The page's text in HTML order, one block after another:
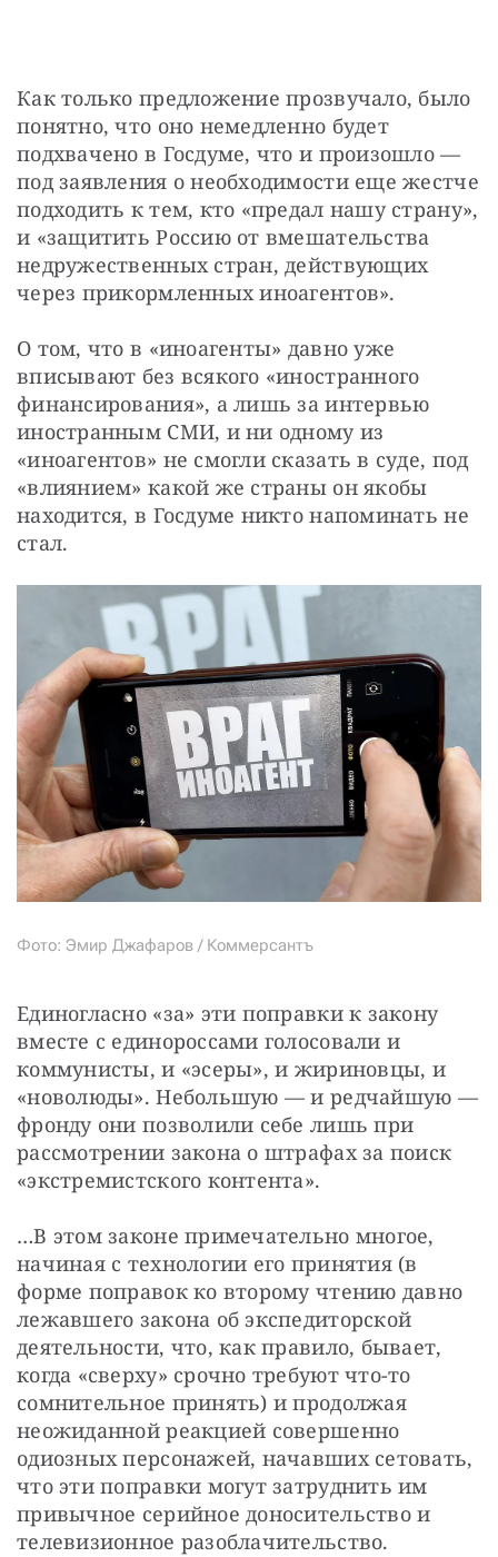
Как только предложение прозвучало, было
понятно, что оно немедленно будет
подхвачено в Госдуме, что и произошло —
под заявления о необходимости еще жестче
подходить к тем, кто «предал нашу страну»,
и «защитить Россию от вмешательства
недружественных стран, действующих
через прикормленных иноагентов».
О том, что в «иноагенты» давно уже
вписывают без всякого «иностранного
финансирования», а лишь за интервью
иностранным СМИ, и ни одному из
«иноагентов» не смогли сказать в суде, под
«влиянием» какой же страны он якобы
находится, в Госдуме никто напоминать не
стал.
Фото: Эмир Джафаров / Коммерсантъ
Единогласно «за» эти поправки к закону
вместе с единороссами голосовали и
коммунисты, и «эсеры», и жириновцы, и
«новолюды». Небольшую — и редчайшую —
фронду они позволили себе лишь при
рассмотрении закона о штрафах за поиск
«экстремистского контента».
…В этом законе примечательно многое,
начиная с технологии его принятия (в
форме поправок ко второму чтению давно
лежавшего закона об экспедиторской
деятельности, что, как правило, бывает,
когда «сверху» срочно требуют что-то
сомнительное принять) и продолжая
неожиданной реакцией совершенно
одиозных персонажей, начавших сетовать,
что эти поправки могут затруднить им
привычное серийное доносительство и
телевизионное разоблачительство.